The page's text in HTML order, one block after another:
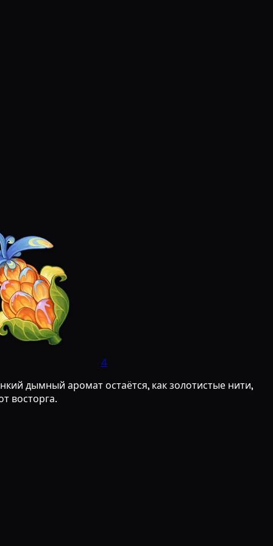
4
дымный аромат остаётся, как золотистые нити,
восторга.